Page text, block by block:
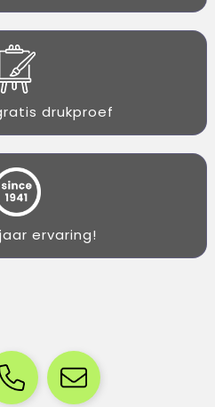
drukproef
ervaring!